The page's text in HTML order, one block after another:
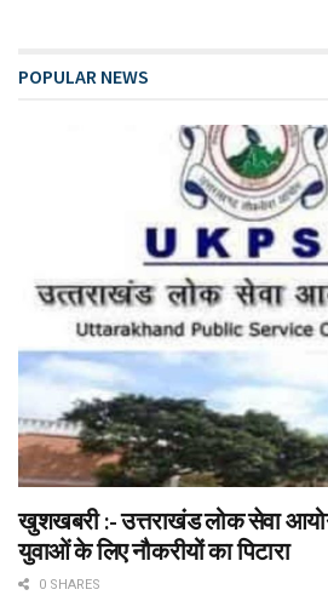
POPULAR NEWS
खुशखबरी :- उत्तराखंड लोक सेवा
युवाओं के लिए नौकरीयों का पिटारा
0 SHARES